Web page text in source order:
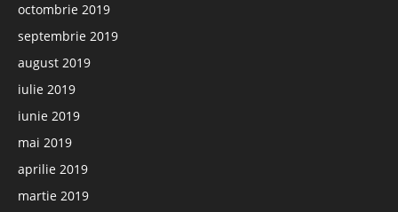
octombrie 2019
septembrie 2019
august 2019
iulie 2019
iunie 2019
mai 2019
aprilie 2019
martie 2019